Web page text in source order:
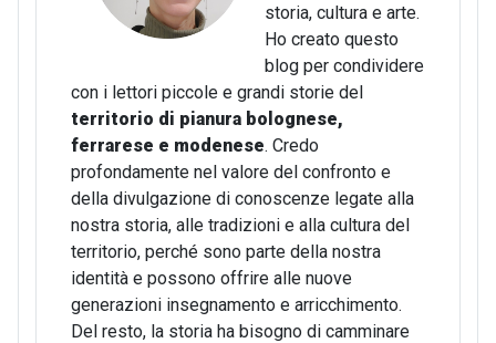
storia, cultura e arte.
Ho creato questo
blog per condividere
con i lettori piccole e grandi storie del
territorio di pianura bolognese,
ferrarese e modenese. Credo
profondamente nel valore del confronto e
della divulgazione di conoscenze legate alla
nostra storia, alle tradizioni e alla cultura del
territorio, perché sono parte della nostra
identità e possono offrire alle nuove
generazioni insegnamento e arricchimento.
Del resto, la storia ha bisogno di camminare